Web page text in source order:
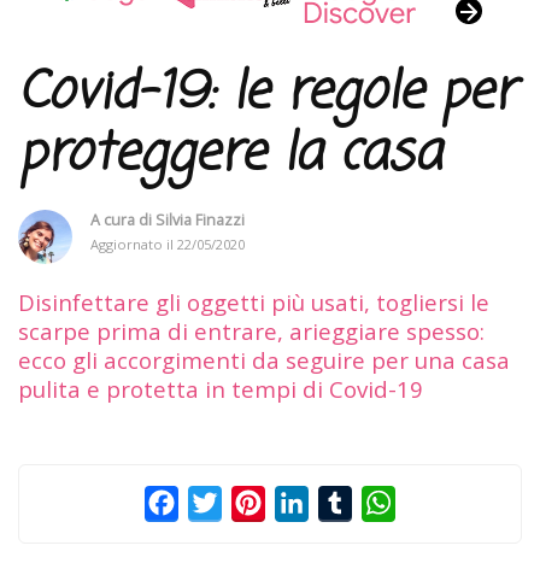
Covid-19: le regole per
proteggere la casa
A cura di Silvia Finazzi
Aggiornato il 22/05/2020
Disinfettare gli oggetti più usati, togliersi le
scarpe prima di entrare, arieggiare spesso:
ecco gli accorgimenti da seguire per una casa
pulita e protetta in tempi di Covid-19
FacebookTwitterPinterestLinkedInTumblr